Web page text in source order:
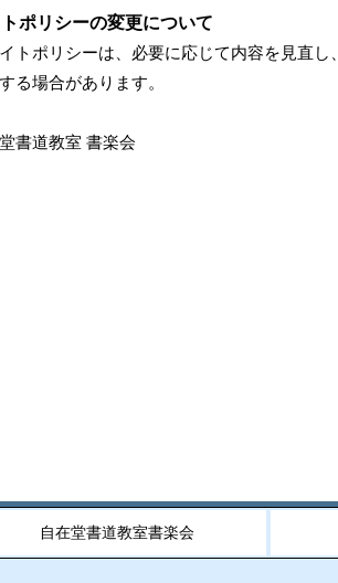
ポリシーの変更について
トポリシーは、必要に応じて内容を見直し、
る場合があります。
書道教室 書楽会
自在堂書道教室書楽会